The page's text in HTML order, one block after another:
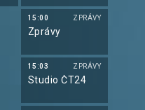
15:00 ZPRÁVY
Zprávy
15:03 ZPRÁVY
Studio ČT24